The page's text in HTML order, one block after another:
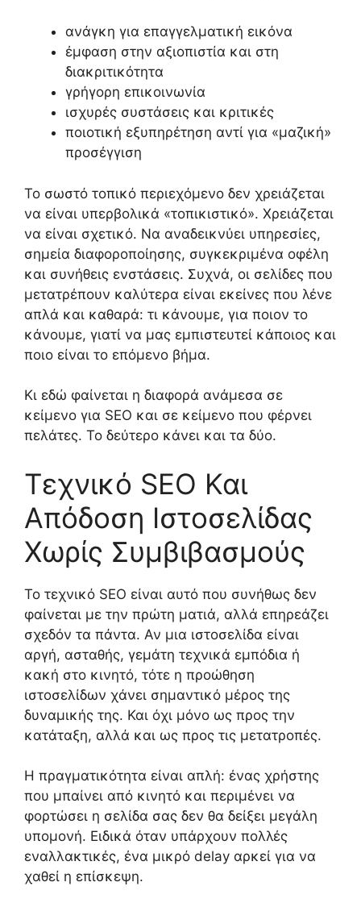
ανάγκη για επαγγελματική εικόνα
έμφαση στην αξιοπιστία και στη
διακριτικότητα
γρήγορη επικοινωνία
ισχυρές συστάσεις και κριτικές
ποιοτική εξυπηρέτηση αντί για «μαζική»
προσέγγιση
Το σωστό τοπικό περιεχόμενο δεν χρειάζεται
να είναι υπερβολικά «τοπικιστικό». Χρειάζεται
να είναι σχετικό. Να αναδεικνύει υπηρεσίες,
σημεία διαφοροποίησης, συγκεκριμένα οφέλη
και συνήθεις ενστάσεις. Συχνά, οι σελίδες που
μετατρέπουν καλύτερα είναι εκείνες που λένε
απλά και καθαρά: τι κάνουμε, για ποιον το
κάνουμε, γιατί να μας εμπιστευτεί κάποιος και
ποιο είναι το επόμενο βήμα.
Κι εδώ φαίνεται η διαφορά ανάμεσα σε
κείμενο για SEO και σε κείμενο που φέρνει
πελάτες. Το δεύτερο κάνει και τα δύο.
Τεχνικό SEO Και
Απόδοση Ιστοσελίδας
Χωρίς Συμβιβασμούς
Το τεχνικό SEO είναι αυτό που συνήθως δεν
φαίνεται με την πρώτη ματιά, αλλά επηρεάζει
σχεδόν τα πάντα. Αν μια ιστοσελίδα είναι
αργή, ασταθής, γεμάτη τεχνικά εμπόδια ή
κακή στο κινητό, τότε η προώθηση
ιστοσελίδων χάνει σημαντικό μέρος της
δυναμικής της. Και όχι μόνο ως προς την
κατάταξη, αλλά και ως προς τις μετατροπές.
Η πραγματικότητα είναι απλή: ένας χρήστης
που μπαίνει από κινητό και περιμένει να
φορτώσει η σελίδα σας δεν θα δείξει μεγάλη
υπομονή. Ειδικά όταν υπάρχουν πολλές
εναλλακτικές, ένα μικρό delay αρκεί για να
χαθεί η επίσκεψη.